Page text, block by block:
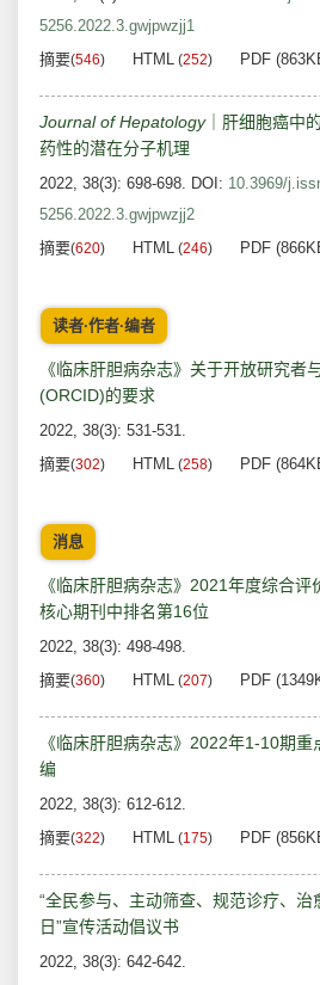
5256.2022.3.gwjpwzjj1
摘要(546) HTML (252) PDF
Journal of Hepatology｜肝细胞癌中
药性的潜在分子机理
2022, 38(3): 698-698. DOI: 10.3969/
5256.2022.3.gwjpwzjj2
摘要(620) HTML (246) PDF
读者·作者·编者
《临床肝胆病杂志》关于开放研究者
(ORCID)的要求
2022, 38(3): 531-531.
摘要(302) HTML (258) PDF
消息
《临床肝胆病杂志》2021年度综合
核心期刊中排名第16位
2022, 38(3): 498-498.
摘要(360) HTML (207) PDF
《临床肝胆病杂志》2022年1-10期
编
2022, 38(3): 612-612.
摘要(322) HTML (175) PDF
“全民参与、主动筛查、规范诊疗、
日”宣传活动倡议书
2022, 38(3): 642-642.